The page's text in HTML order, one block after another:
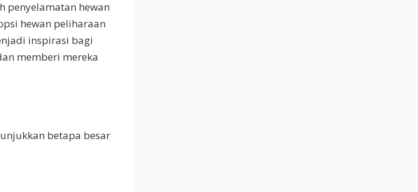
penyelamatan hewan
hewan peliharaan
inspirasi bagi
memberi mereka
betapa besar